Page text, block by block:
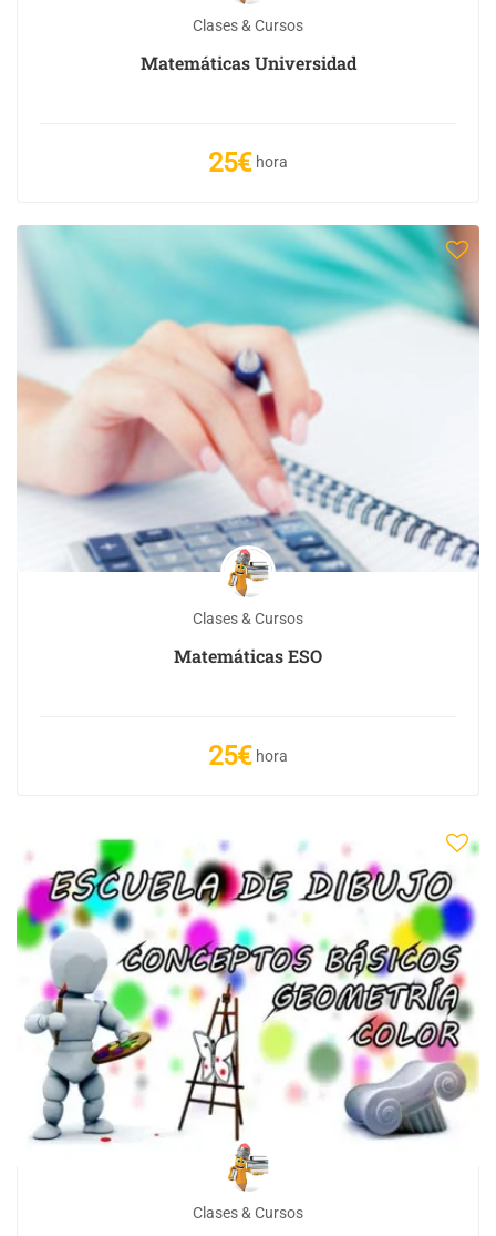
Clases & Cursos
Matemáticas Universidad
25€ hora
Clases & Cursos
Matemáticas ESO
25€ hora
Clases & Cursos